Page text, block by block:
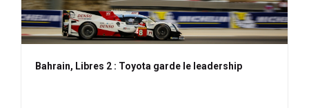
Bahrain, Libres 2 : Toyota garde le leadership